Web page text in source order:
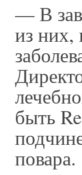
— В
из них,
быть
повара.